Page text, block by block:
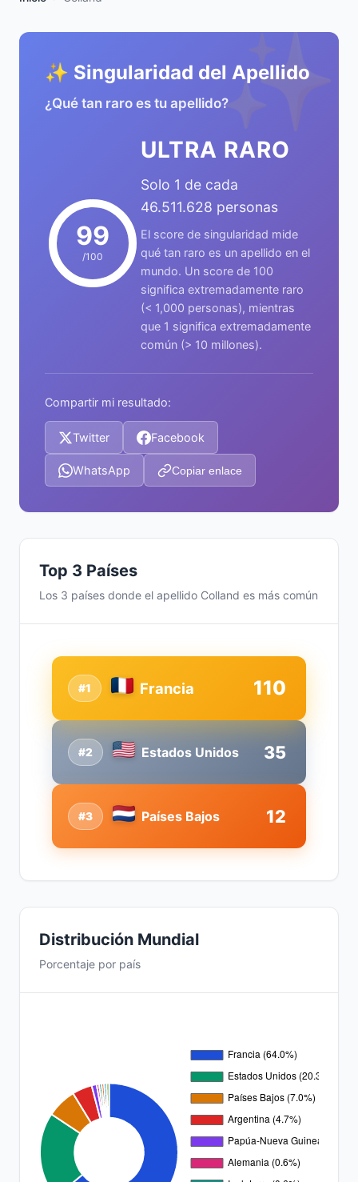
✨
✨ Singularidad del Apellido
¿Qué tan raro es tu apellido?
99
/100
ULTRA RARO
Solo 1 de cada
46.511.628 personas
El score de singularidad mide
qué tan raro es un apellido en el
mundo. Un score de 100
significa extremadamente raro
(< 1,000 personas), mientras
que 1 significa extremadamente
común (> 10 millones).
Compartir mi resultado:
Twitter Facebook
WhatsApp Copiar enlace
Top 3 Países
Los 3 países donde el apellido Colland es más común
#2 Estados Unidos 35
#1 Francia 110
#3 Países Bajos 12
Distribución Mundial
Porcentaje por país